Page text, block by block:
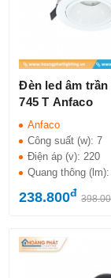
Đèn led âm trần
745 T Anfaco
Anfaco
Công suất (w):7
Điện áp (v):220
Quang thông (lm):
238.800đ